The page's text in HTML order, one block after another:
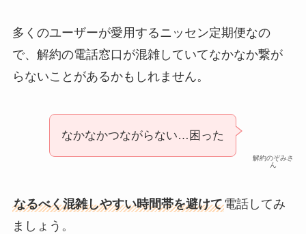
多くのユーザーが愛用するニッセン定期便なの
で、解約の電話窓口が混雑していてなかなか繋が
らないことがあるかもしれません。
解約のぞみさ
ん
なかなかつながらない…困った
なるべく混雑しやすい時間帯を避けて電話してみ
ましょう。